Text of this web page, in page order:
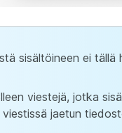
sisältöineen ei
viestejä, jotka
jaetun